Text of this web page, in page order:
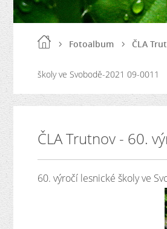
Fotoalbum ČLA
školy ve Svobodě-2021 09-0011
ČLA Trutnov - 60.
60. výročí lesnické školy ve